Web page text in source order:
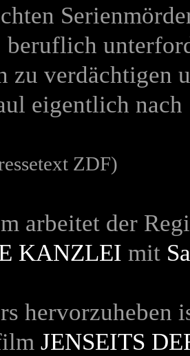
beruflich
zu verdächtigen
eigentlich
ZDF)
arbeitet der
KANZLEI mit
hervorzuheben
JENSEITS